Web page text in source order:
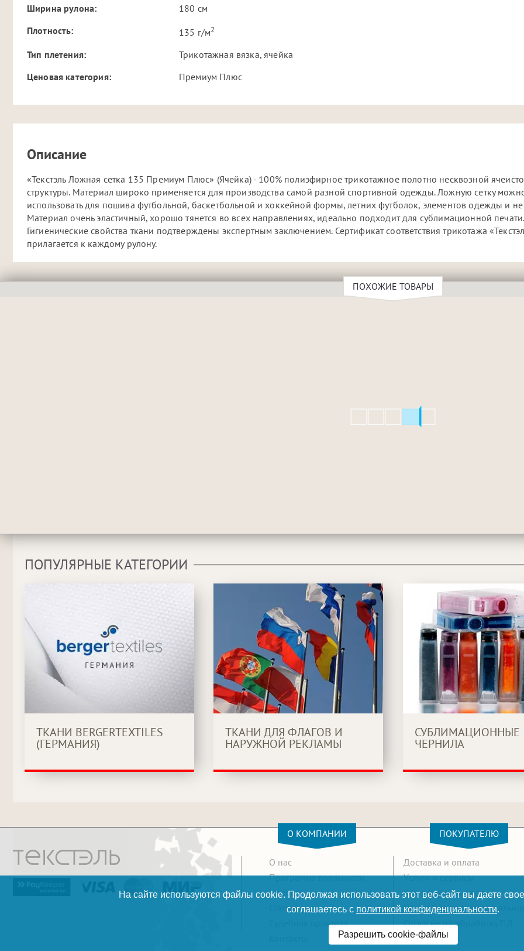
Ширина рулона:
180 см
Плотность:
135 г/м2
Тип плетения:
Трикотажная вязка, ячейка
Ценовая категория:
Премиум Плюс
Описание
«Текстэль Ложная сетка 135 Премиум Плюс» (Ячейка) - 100% полиэфирное трикотажное полотно несквозной
структуры. Материал широко применяется для производства самой разной спортивной одежды. Ложную сетку
использовать для пошива футбольной, баскетбольной и хоккейной формы, летних футболок, элементов одежды и не
Материал очень эластичный, хорошо тянется во всех направлениях, идеально подходит для сублимационной
Гигиенические свойства ткани подтверждены экспертным заключением. Сертификат соответствия трикотажа
прилагается к каждому рулону.
ПОХОЖИЕ ТОВАРЫ
ПОПУЛЯРНЫЕ КАТЕГОРИИ
ТКАНИ BERGERTEXTILES
(ГЕРМАНИЯ)
ТКАНИ ДЛЯ ФЛАГОВ И
НАРУЖНОЙ РЕКЛАМЫ
СУБЛИМАЦИОННЫЕ
ЧЕРНИЛА
О КОМПАНИИ
О нас
Программа лояльности
Новости
Статьи
Судебная практика
ПОКУПАТЕЛЮ
Доставка и оплата
Услуги и сервисы
Как оформить заказ
Политика
Согласие на обработку ПД
На сайте используются файлы cookie. Продолжая использовать этот веб-сайт вы даете
соглашаетесь с политикой конфиденциальности.
Разрешить cookie-файлы